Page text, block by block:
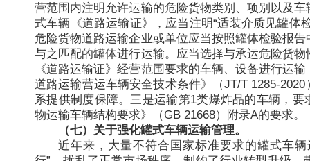
营范围内注明允许运输的危险货物类别、项别以及
式车辆《道路运输证》，应当注明“适装介质见罐体
危险货物道路运输企业或单位应当按照罐体检验报
与之匹配的罐体进行运输。应当选择与承运危险货
《道路运输证》经营范围要求的车辆、设备进行运
道路运输营运车辆安全技术条件》（JT/T 1285-
系提供制度保障。三是运输第1类爆炸品的车辆，要
物运输车辆结构要求》（GB 21668）附录A的要求。
（七）关于强化罐式车辆运输管理。
近年来，大量不符合国家标准要求的罐式车